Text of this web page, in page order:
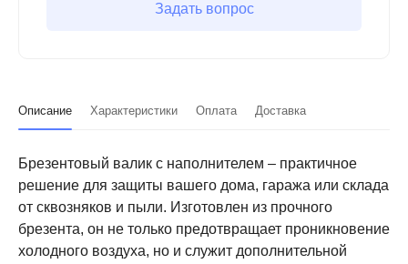
Описание Характеристики Оплата Доставка
Брезентовый валик с наполнителем – практичное
решение для защиты вашего дома, гаража или склада
от сквозняков и пыли. Изготовлен из прочного
брезента, он не только предотвращает проникновение
холодного воздуха, но и служит дополнительной
Задать вопрос